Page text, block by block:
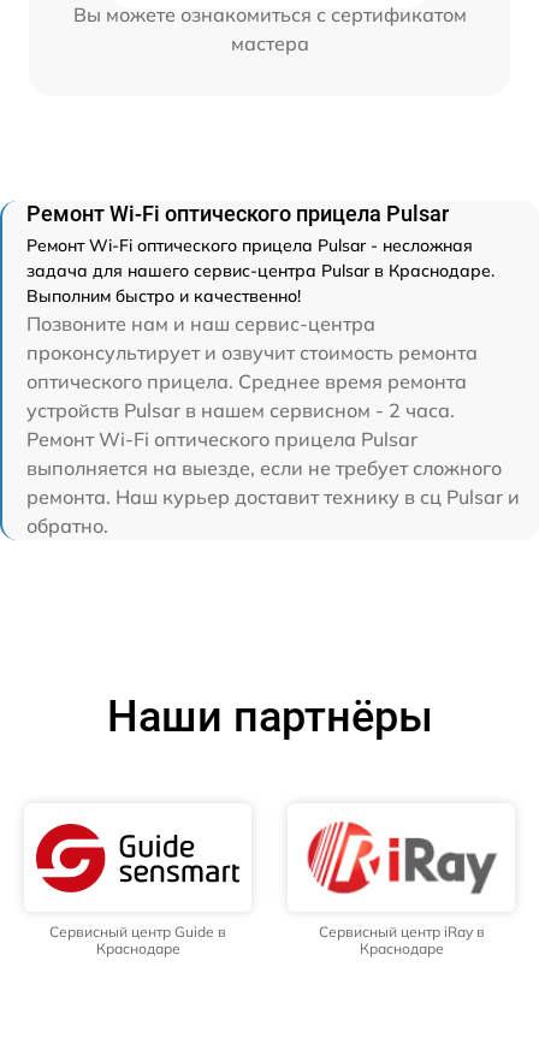
Вы можете ознакомиться с сертификатом
мастера
Ремонт Wi-Fi оптического прицела Pulsar
Ремонт Wi-Fi оптического прицела Pulsar - несложная
задача для нашего сервис-центра Pulsar в Краснодаре.
Выполним быстро и качественно!
Позвоните нам и наш сервис-центра
проконсультирует и озвучит стоимость ремонта
оптического прицела. Среднее время ремонта
устройств Pulsar в нашем сервисном - 2 часа.
Ремонт Wi-Fi оптического прицела Pulsar
выполняется на выезде, если не требует сложного
ремонта. Наш курьер доставит технику в сц Pulsar и
обратно.
Наши партнёры
Сервисный центр Guide в
Краснодаре
Сервисный центр iRay в
Краснодаре